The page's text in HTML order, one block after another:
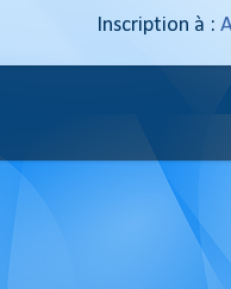
Inscription à :